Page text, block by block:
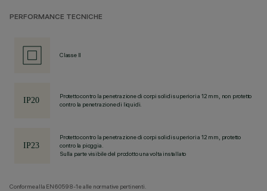
PERFORMANCE TECNICHE
Classe II
Protetto contro la penetrazione di corpi solidi superiori a 12 mm, non protetto
contro la penetrazione di liquidi.
Protetto contro la penetrazione di corpi solidi superiori a 12 mm, protetto
contro la pioggia.
Sulla parte visibile del prodotto una volta installato
Conforme alla EN60598-1 e alle normative pertinenti.